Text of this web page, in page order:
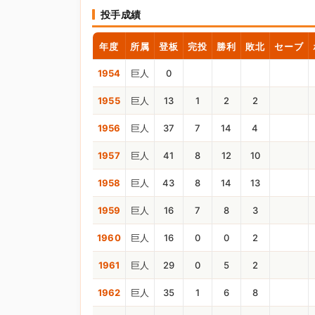
投手成績
年度 所属 登板 完投 勝利 敗北 セーブ
1954 巨人 0
1955 巨人 13 1 2 2
1956 巨人 37 7 14 4
1957 巨人 41 8 12 10
1958 巨人 43 8 14 13
1959 巨人 16 7 8 3
1960 巨人 16 0 0 2
1961 巨人 29 0 5 2
1962 巨人 35 1 6 8